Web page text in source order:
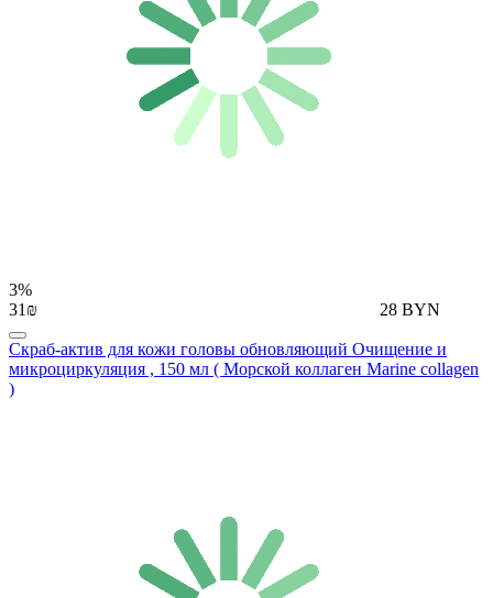
3%
31₪
28 BYN
Скраб-актив для кожи головы обновляющий Очищение и
микроциркуляция , 150 мл ( Морской коллаген Мarine collagen
)